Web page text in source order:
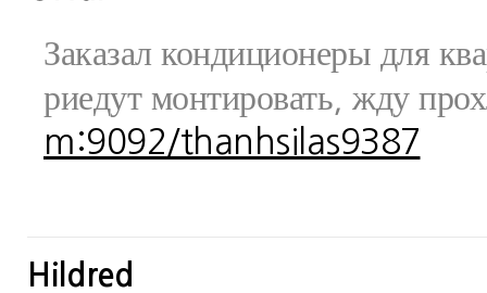
Заказал кондиционеры для
риедут монтировать, жду
m:9092/thanhsilas9387
Hildred